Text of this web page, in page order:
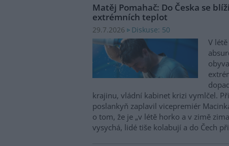
Matěj Pomahač: Do Česka se
extrémních teplot
29.7.2026 Diskuse: 50
V
krajinu, vládní kabinet krizi vymlčel.
poslankyň zaplavil vicepremiér
o tom, že je „v létě horko a v zimě
vysychá, lidé tiše kolabují a do Čech